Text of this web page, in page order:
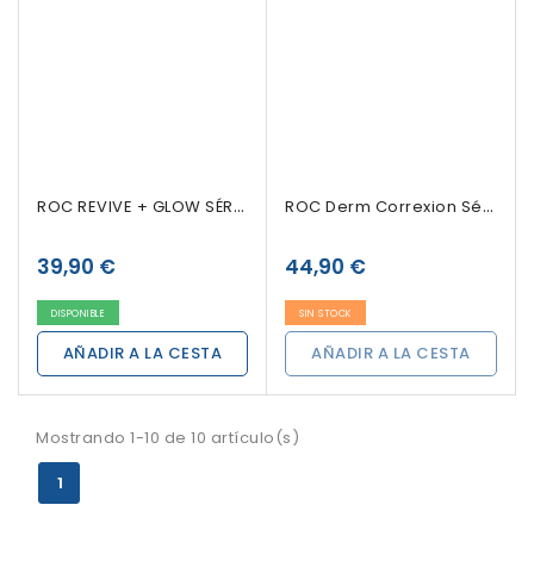
ROC REVIVE + GLOW SÉRUM 30ML
39,90 €
DISPONIBLE
AÑADIR A LA CESTA
ROC Derm Correxion Sérum Reafirmante Stick 30...
44,90 €
SIN STOCK
AÑADIR A LA CESTA
Mostrando 1-10 de 10 artículo(s)
1